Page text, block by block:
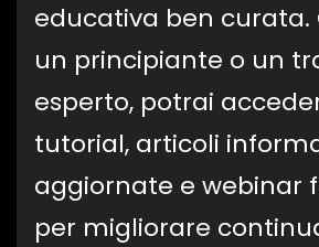
educativa ben curata.
un principiante o un
esperto, potrai
tutorial, articoli
aggiornate e webinar
per migliorare